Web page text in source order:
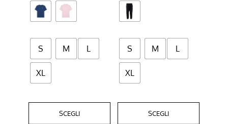
S M L
XL
SCEGLI
nella
pagina
prodotto
S M L
XL
SCEGLI
nella
pagina
prodotto